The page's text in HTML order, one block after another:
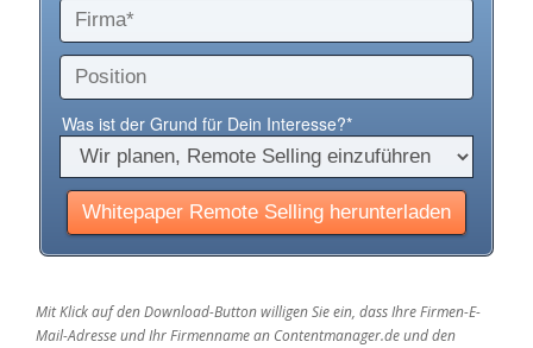
Mit Klick auf den Download-Button willigen Sie ein, dass Ihre Firmen-E-
Mail-Adresse und Ihr Firmenname an Contentmanager.de und den